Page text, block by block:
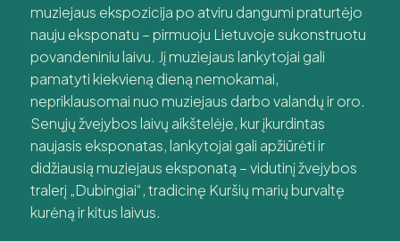
muziejaus ekspozicija po atviru dangumi praturtėjo
nauju eksponatu – pirmuoju Lietuvoje sukonstruotu
povandeniniu laivu. Jį muziejaus lankytojai gali
pamatyti kiekvieną dieną nemokamai,
nepriklausomai nuo muziejaus darbo valandų ir oro.
Senųjų žvejybos laivų aikštelėje, kur įkurdintas
naujasis eksponatas, lankytojai gali apžiūrėti ir
didžiausią muziejaus eksponatą – vidutinį žvejybos
tralerį „Dubingiai“, tradicinę Kuršių marių burvaltę
kurėną ir kitus laivus.